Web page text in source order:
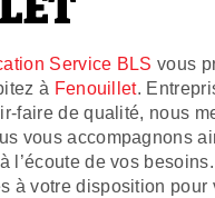
Service BLS vous
à Fenouillet.
faire de qualité, nous
vous accompagnons
l’écoute de vos
à votre disposition pour